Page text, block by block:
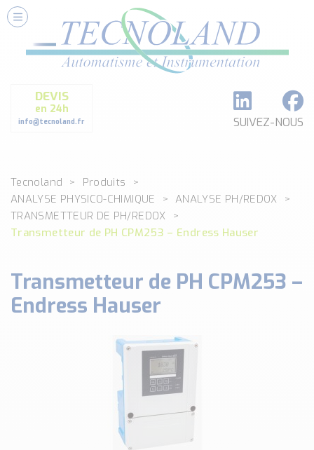
DEVIS
en 24h
info@tecnoland.fr SUIVEZ-NOUS
Nos Services
Conseils et Fourniture
Formation et Assistance
Architecture I-O Link multi fabricants
Classé par catégorie
DEBIT
DETECTION
ENREGISTREUR + ACQUISITION DE DONNEES
Voir toutes les catégories …
ENDRESS+HAUSER
Voir toutes les marques …
Tecnoland
Produits
ANALYSE PHYSICO-CHIMIQUE
ANALYSE PH/REDOX
TRANSMETTEUR DE PH/REDOX
Transmetteur de PH CPM253 – Endress Hauser
Transmetteur de PH CPM253 –
Endress Hauser